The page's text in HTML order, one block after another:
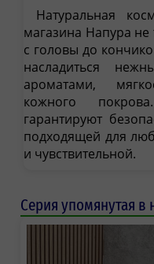
Натуральная
магазина Напура не
с головы до
насладиться
ароматами,
кожного
гарантируют
подходящей для
и чувствительной.
Серия упомянутая в